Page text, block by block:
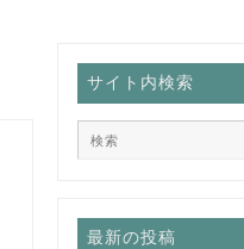
サイト内検索
最新の投稿